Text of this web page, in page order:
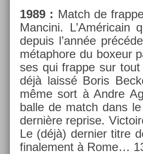
1989 : Match de
Man­cini. L’Américain
de­puis l’année
métap­hore du boxeur
ses qui frap­pe sur
déjà laissé Boris
même sort à Andre
balle de match dans
dernière re­pr­ise.
Le (déjà) de­rni­er titre
fin­ale­ment à Rome…